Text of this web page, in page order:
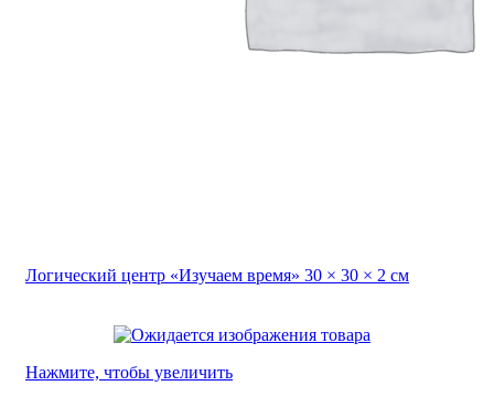
Логический центр «Изучаем время» 30 × 30 × 2 см
Нажмите, чтобы увеличить